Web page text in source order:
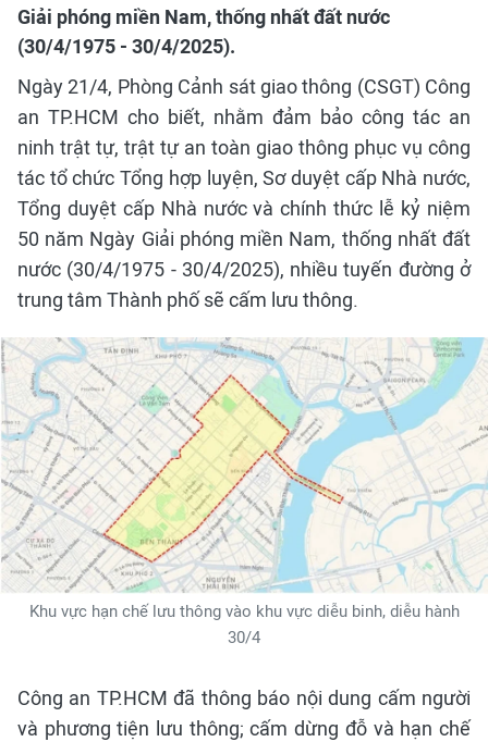
Giải phóng miền Nam, thống nhất đất nước
(30/4/1975 - 30/4/2025).
Ngày 21/4, Phòng Cảnh sát giao thông (CSGT) Công
an TP.HCM cho biết, nhằm đảm bảo công tác an
ninh trật tự, trật tự an toàn giao thông phục vụ công
tác tổ chức Tổng hợp luyện, Sơ duyệt cấp Nhà nước,
Tổng duyệt cấp Nhà nước và chính thức lễ kỷ niệm
50 năm Ngày Giải phóng miền Nam, thống nhất đất
nước (30/4/1975 - 30/4/2025), nhiều tuyến đường ở
trung tâm Thành phố sẽ cấm lưu thông.
Khu vực hạn chế lưu thông vào khu vực diễu binh, diễu hành
30/4
Công an TP.HCM đã thông báo nội dung cấm người
và phương tiện lưu thông; cấm dừng đỗ và hạn chế